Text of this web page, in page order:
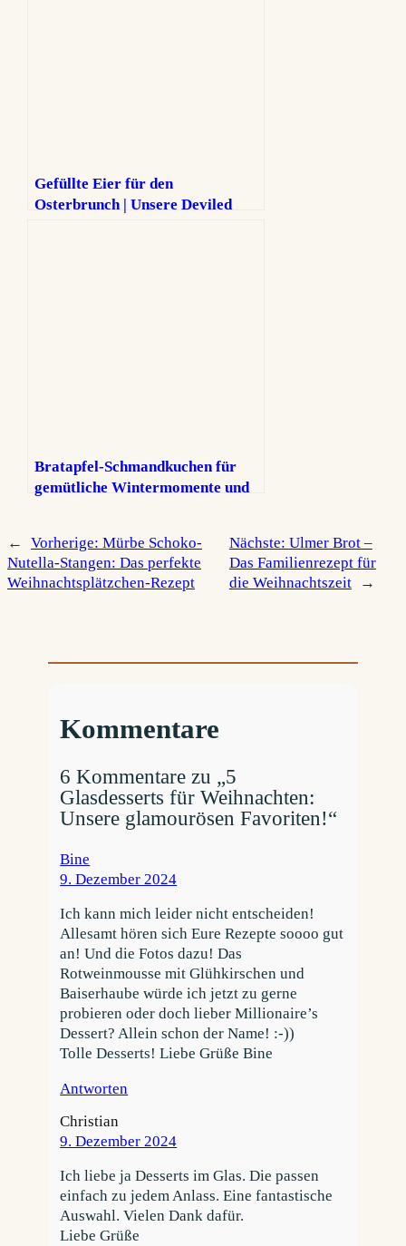
Gefüllte Eier für den
Osterbrunch | Unsere Deviled
Bratapfel-Schmandkuchen für
gemütliche Wintermomente und
← Vorherige: Mürbe Schoko-
Nutella-Stangen: Das perfekte
Weihnachtsplätzchen-Rezept
Nächste: Ulmer Brot –
Das Familienrezept für
die Weihnachtszeit
→
Kommentare
6 Kommentare zu „5
Glasdesserts für Weihnachten:
Unsere glamourösen Favoriten!“
Bine
9. Dezember 2024
Ich kann mich leider nicht entscheiden!
Allesamt hören sich Eure Rezepte soooo gut
an! Und die Fotos dazu! Das
Rotweinmousse mit Glühkirschen und
Baiserhaube würde ich jetzt zu gerne
probieren oder doch lieber Millionaire’s
Dessert? Allein schon der Name! :-))
Tolle Desserts! Liebe Grüße Bine
Antworten
Christian
9. Dezember 2024
Ich liebe ja Desserts im Glas. Die passen
einfach zu jedem Anlass. Eine fantastische
Auswahl. Vielen Dank dafür.
Liebe Grüße